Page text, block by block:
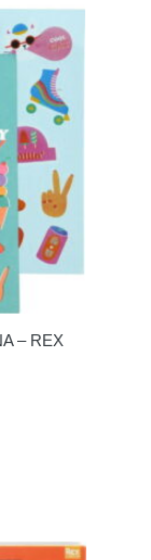
– REX